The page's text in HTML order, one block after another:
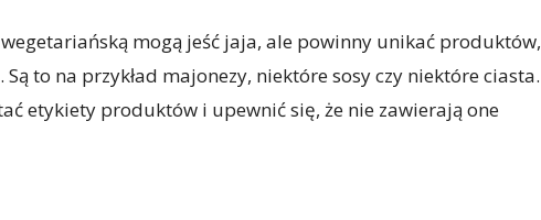
mogą jeść jaja, ale powinny unikać produktów,
to na przykład majonezy, niektóre sosy czy niektóre ciasta.
etykiety produktów i upewnić się, że nie zawierają one